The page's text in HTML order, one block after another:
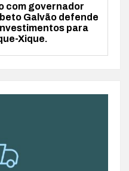
com governador
Galvão defende
para
Xique.